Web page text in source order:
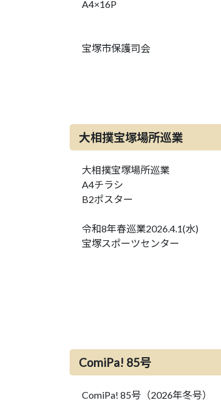
A4×16P
宝塚市保護司会
大相撲宝塚場所巡業
大相撲宝塚場所巡業
A4チラシ
B2ポスター
令和8年春巡業2026.4.1(水)
宝塚スポーツセンター
ComiPa! 85号
ComiPa! 85号（2026年冬号）